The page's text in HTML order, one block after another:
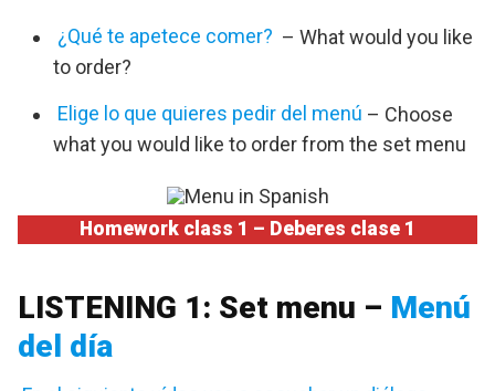
¿Qué te apetece comer? – What would you like
to order?
Elige lo que quieres pedir del menú – Choose
what you would like to order from the set menu
Homework class 1 – Deberes clase 1
LISTENING 1: Set menu – Menú
del día